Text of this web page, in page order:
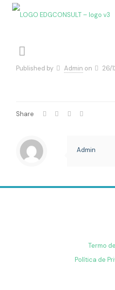
Published by Admin on 26/
Share
Admin
Termo
Política de